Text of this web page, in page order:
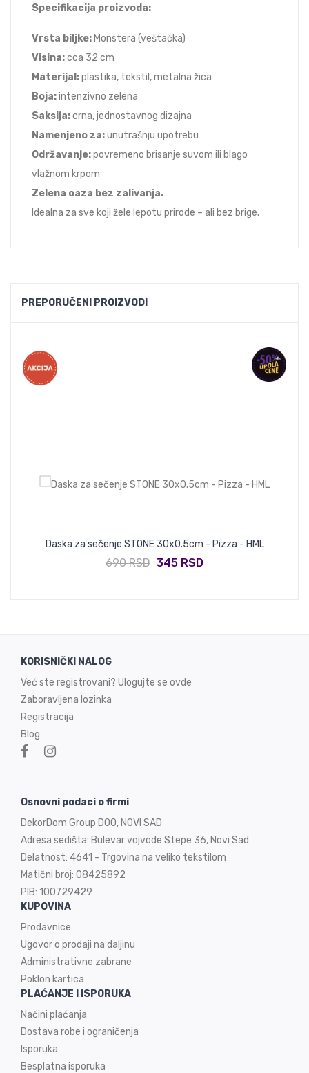
Specifikacija proizvoda:
Vrsta biljke: Monstera (veštačka)
Visina:cca 32 cm
Materijal:plastika, tekstil, metalna žica
Boja:intenzivno zelena
Saksija:crna, jednostavnog dizajna
Namenjeno za:unutrašnju upotrebu
Održavanje:povremeno brisanje suvom ili blago
vlažnom krpom
Zelena oaza bez zalivanja.
Idealna za sve koji žele lepotu prirode – ali bez brige.
PREPORUČENI PROIZVODI
Daska za sečenje STONE 30x0.5cm - Pizza - HML
690 RSD 345 RSD
KORISNIČKI NALOG
Već ste registrovani? Ulogujte se ovde
Zaboravljena lozinka
Registracija
Blog
Osnovni podaci o firmi
DekorDom Group DOO, NOVI SAD
Adresa sedišta: Bulevar vojvode Stepe 36, Novi Sad
Delatnost: 4641 - Trgovina na veliko tekstilom
Matični broj: 08425892
PIB: 100729429
KUPOVINA
Prodavnice
Ugovor o prodaji na daljinu
Administrativne zabrane
Poklon kartica
PLAĆANJE I ISPORUKA
Načini plaćanja
Dostava robe i ograničenja
Isporuka
Besplatna isporuka